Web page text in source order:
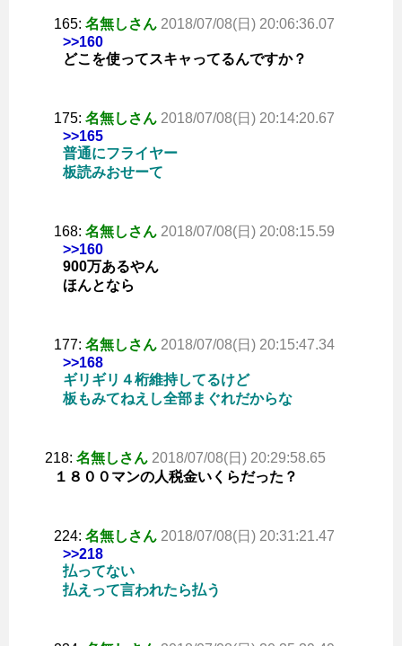
165: 名無しさん 2018/07/08(日) 20:06:36.07
>>160
どこを使ってスキャってるんですか？
175: 名無しさん 2018/07/08(日) 20:14:20.67
>>165
普通にフライヤー
板読みおせーて
168: 名無しさん 2018/07/08(日) 20:08:15.59
>>160
900万あるやん
ほんとなら
177: 名無しさん 2018/07/08(日) 20:15:47.34
>>168
ギリギリ４桁維持してるけど
板もみてねえし全部まぐれだからな
218: 名無しさん 2018/07/08(日) 20:29:58.65
１８００マンの人税金いくらだった？
224: 名無しさん 2018/07/08(日) 20:31:21.47
>>218
払ってない
払えって言われたら払う